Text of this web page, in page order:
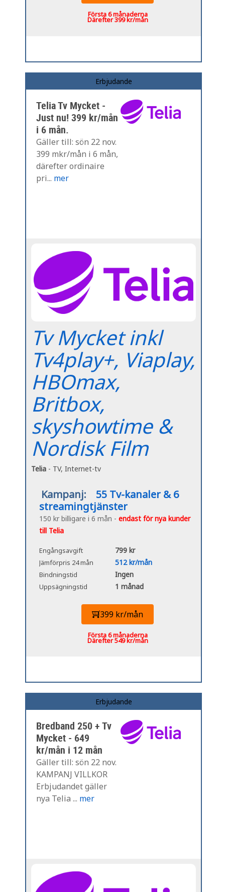
Första 6 månaderna
Därefter 399 kr/mån
Erbjudande
Telia Tv Mycket -
Just nu! 399 kr/mån
i 6 mån.
Gäller till: sön 22 nov.
399 mkr/mån i 6 mån,
därefter ordinaire
pri... mer
Tv Mycket inkl
Tv4play+, Viaplay,
HBOmax,
Britbox,
skyshowtime &
Nordisk Film
Telia - TV, Internet-tv
Kampanj:
55 Tv-kanaler & 6
streamingtjänster
150 kr billigare i 6 mån - endast för nya kunder
till Telia
Engångsavgift 799 kr
Jämförpris 24 mån 512 kr/mån
Bindningstid Ingen
Uppsägningstid 1 månad
399 kr/mån
Första 6 månaderna
Därefter 549 kr/mån
Erbjudande
Bredband 250 + Tv
Mycket - 649
kr/mån i 12 mån
Gäller till: sön 22 nov.
KAMPANJ VILLKOR
Erbjudandet gäller
nya Telia ... mer